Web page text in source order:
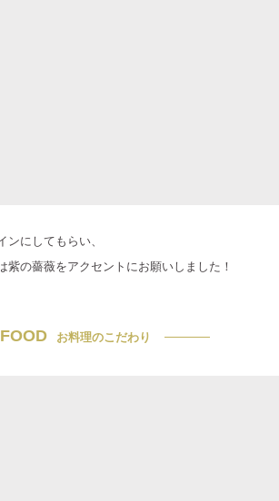
にしてもらい、
紫の薔薇をアクセントにお願いしました！
FOOD お料理のこだわり